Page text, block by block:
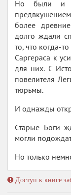
Но были и
более
долго ждали
то, что когда-
Саргераса к
для них. С
повелителя
тюрьмы.
И однажды
Старые Боги
могли
Но только
Доступ к книге